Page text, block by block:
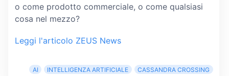
o come prodotto commerciale, o come qualsiasi
cosa nel mezzo?
Leggi l'articolo ZEUS News
AI INTELLIGENZA ARTIFICIALE
CASSANDRA CROSSING